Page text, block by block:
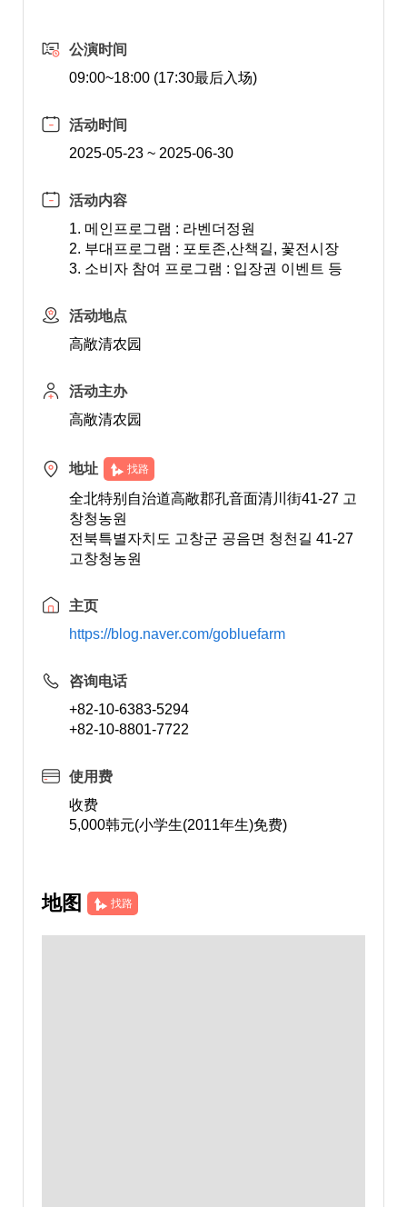
公演时间
09:00~18:00 (17:30最后入场)
活动时间
2025-05-23 ~ 2025-06-30
活动内容
1. 메인프로그램 : 라벤더정원
2. 부대프로그램 : 포토존,산책길, 꽃전시장
3. 소비자 참여 프로그램 : 입장권 이벤트 등
活动地点
高敞清农园
活动主办
高敞清农园
地址 找路
全北特别自治道高敞郡孔音面清川街41-27 고
창청농원
전북특별자치도 고창군 공음면 청천길 41-27
고창청농원
主页
https://blog.naver.com/gobluefarm
咨询电话
+82-10-6383-5294
+82-10-8801-7722
使用费
收费
5,000韩元(小学生(2011年生)免费)
地图 找路